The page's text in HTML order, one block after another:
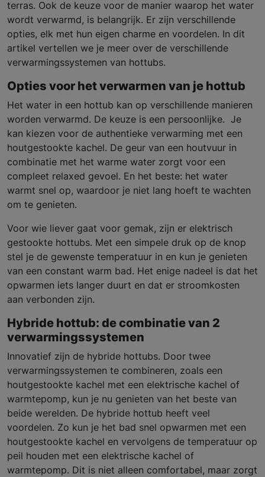
terras. Ook de keuze voor de manier waarop het water
wordt verwarmd, is belangrijk. Er zijn verschillende
opties, elk met hun eigen charme en voordelen. In dit
artikel vertellen we je meer over de verschillende
verwarmingssystemen van hottubs.
Opties voor het verwarmen van je hottub
Het water in een hottub kan op verschillende manieren
worden verwarmd. De keuze is een persoonlijke. Je
kan kiezen voor de authentieke verwarming met een
houtgestookte kachel. De geur van een houtvuur in
combinatie met het warme water zorgt voor een
compleet relaxed gevoel. En het beste: het water
warmt snel op, waardoor je niet lang hoeft te wachten
om te genieten.
Voor wie liever gaat voor gemak, zijn er elektrisch
gestookte hottubs. Met een simpele druk op de knop
stel je de gewenste temperatuur in en kun je genieten
van een constant warm bad. Het enige nadeel is dat het
opwarmen iets langer duurt en dat er stroomkosten
aan verbonden zijn.
Hybride hottub: de combinatie van 2
verwarmingssystemen
Innovatief zijn de hybride hottubs. Door twee
verwarmingssystemen te combineren, zoals een
houtgestookte kachel met een elektrische kachel of
warmtepomp, kun je nu genieten van het beste van
beide werelden. De hybride hottub heeft veel
voordelen. Zo kun je het bad snel opwarmen met een
houtgestookte kachel en vervolgens de temperatuur op
peil houden met een elektrische kachel of
warmtepomp. Dit is niet alleen comfortabel, maar zorgt